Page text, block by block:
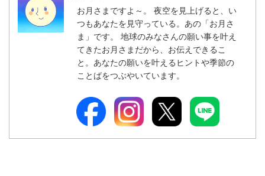
お月さまですよ～。 夜空を見上げると、い
つもあなたを見守っている。あの「お月さ
ま」です。 地球のみなさんの願い事を叶え
てきたお月さまだから、お伝えできるこ
と。あなたの願いを叶えるヒントや季節の
ことばをつぶやいています。